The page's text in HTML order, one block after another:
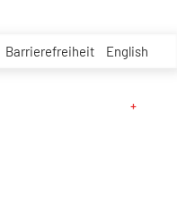
Barrierefreiheit English